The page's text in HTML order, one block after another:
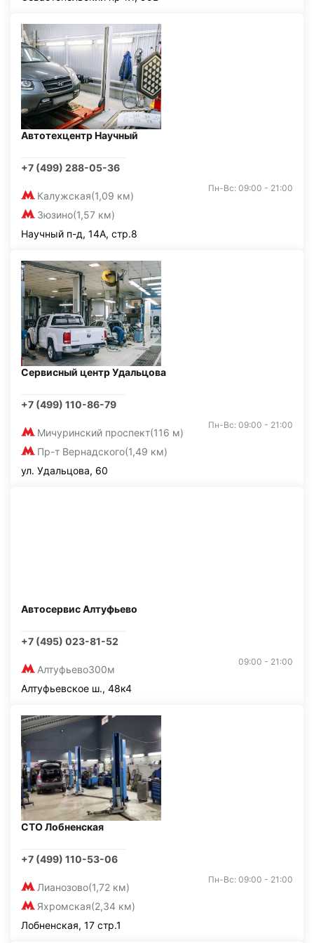
Автотехцентр Научный
+7 (499) 288-05-36
Калужская(1,09 км)
Зюзино(1,57 км)
Пн-Вс: 09:00 - 21:00
Научный п-д, 14А, стр.8
Сервисный центр Удальцова
+7 (499) 110-86-79
Мичуринский проспект(116 м)
Пр-т Вернадского(1,49 км)
Пн-Вс: 09:00 - 21:00
ул. Удальцова, 60
Автосервис Алтуфьево
+7 (495) 023-81-52
Алтуфьево300м
09:00 - 21:00
Алтуфьевское ш., 48к4
СТО Лобненская
+7 (499) 110-53-06
Лианозово(1,72 км)
Яхромская(2,34 км)
Пн-Вс: 09:00 - 21:00
Лобненская, 17 стр.1